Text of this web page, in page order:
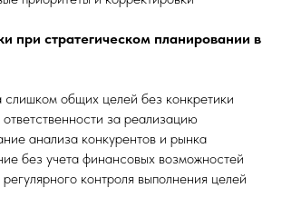
при стратегическом планировании в
слишком общих целей без конкретики
за реализацию
анализа конкурентов и рынка
без учета финансовых возможностей
контроля выполнения целей